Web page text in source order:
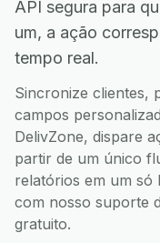
API segura para
um, a ação
tempo real.
Sincronize clientes,
campos
DelivZone, dispare
partir de um único
relatórios em um só
com nosso suporte
gratuito.